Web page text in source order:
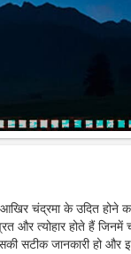
चंद्रमा के उदित होने
और त्योहार होते हैं जिनमें
सटीक जानकारी हो और